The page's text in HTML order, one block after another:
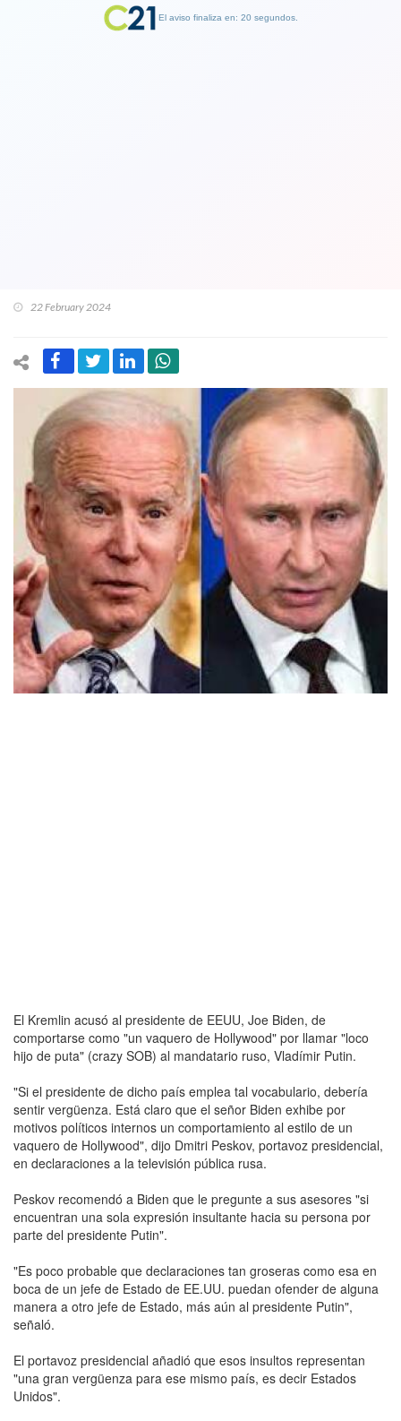
22 February 2024
El Kremlin acusó al presidente de EEUU, Joe Biden, de
comportarse como "un vaquero de Hollywood" por llamar "loco
hijo de puta" (crazy SOB) al mandatario ruso, Vladímir Putin.
"Si el presidente de dicho país emplea tal vocabulario, debería
sentir vergüenza. Está claro que el señor Biden exhibe por
motivos políticos internos un comportamiento al estilo de un
vaquero de Hollywood", dijo Dmitri Peskov, portavoz presidencial,
en declaraciones a la televisión pública rusa.
Peskov recomendó a Biden que le pregunte a sus asesores "si
encuentran una sola expresión insultante hacia su persona por
parte del presidente Putin".
"Es poco probable que declaraciones tan groseras como esa en
boca de un jefe de Estado de EE.UU. puedan ofender de alguna
manera a otro jefe de Estado, más aún al presidente Putin",
señaló.
El portavoz presidencial añadió que esos insultos representan
"una gran vergüenza para ese mismo país, es decir Estados
Unidos".
El aviso finaliza en: 19 segundos.